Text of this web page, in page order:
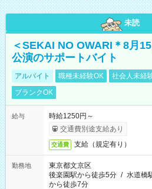
未読
＜SEKAI NO OWARI＊8月
公演のサポートバイト
アルバイト 職種未経験OK 社会人未経
ブランクOK
給与
時給1250円～
交通費別途支給あり
交通費 支給（規定有り）
勤務地
東京都文京区
後楽園駅から徒歩5分 / 水道橋
から徒歩7分